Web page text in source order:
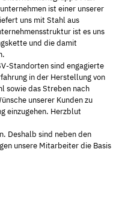
ist einer unserer
uns mit Stahl aus
ist es uns
und die damit
Standorten sind engagierte
in der Herstellung von
sowie das Streben nach
unserer Kunden zu
einzugehen. Herzblut
Deshalb sind neben den
unsere Mitarbeiter die Basis